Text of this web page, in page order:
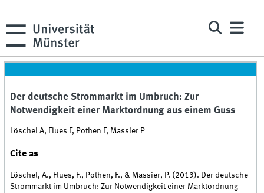
Der deutsche Strommarkt im Umbruch: Zur
Notwendigkeit einer Marktordnung aus einem Guss
Löschel A, Flues F, Pothen F, Massier P
Cite as
Löschel, A., Flues, F., Pothen, F., & Massier, P. (2013). Der deutsche
Strommarkt im Umbruch: Zur Notwendigkeit einer Marktordnung